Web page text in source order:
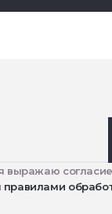
выражаю
правилами